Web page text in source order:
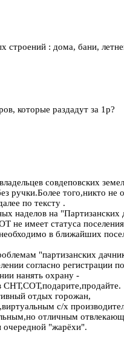
: дома, бани,
которые раздадут за 1р?
совдеповских
ручки.Более того,никто
по тексту .
наделов на "Партизанских
не имеет статуса
в ближайших
"партизанских
согласно регистрации
нанять охрану -
СНТ,СОТ,подарите,продайте.
отдых горожан,
с/х
отличным
очередной "жарёхи".